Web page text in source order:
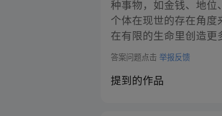
种事物，如金钱、地
个体在现世的存在角度
在有限的生命里创造更
答案问题点击举报反馈
提到的作品